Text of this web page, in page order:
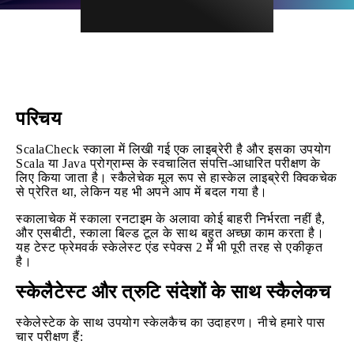
परिचय
ScalaCheck स्काला में लिखी गई एक लाइब्रेरी है और इसका उपयोग
Scala या Java प्रोग्राम्स के स्वचालित संपत्ति-आधारित परीक्षण के
लिए किया जाता है। स्कैलेचेक मूल रूप से हास्केल लाइब्रेरी क्विकचेक
से प्रेरित था, लेकिन यह भी अपने आप में बदल गया है।
स्कालाचेक में स्काला रनटाइम के अलावा कोई बाहरी निर्भरता नहीं है,
और एसबीटी, स्काला बिल्ड टूल के साथ बहुत अच्छा काम करता है।
यह टेस्ट फ्रेमवर्क स्केलेस्ट एंड स्पेक्स 2 में भी पूरी तरह से एकीकृत
है।
स्केलैटेस्ट और त्रुटि संदेशों के साथ स्कैलेकच
स्केलेस्टेक के साथ उपयोग स्केलकैच का उदाहरण। नीचे हमारे पास
चार परीक्षण हैं: